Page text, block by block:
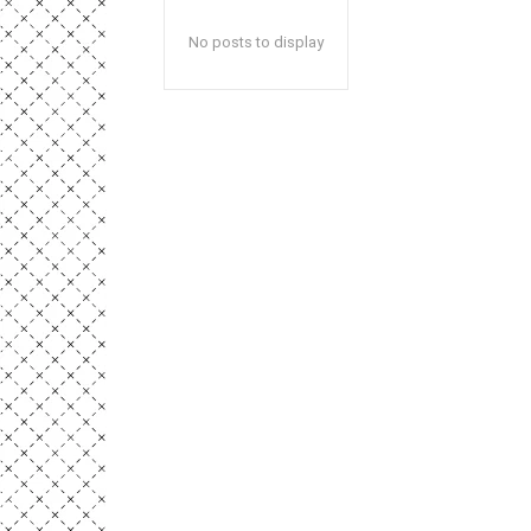
No posts to display